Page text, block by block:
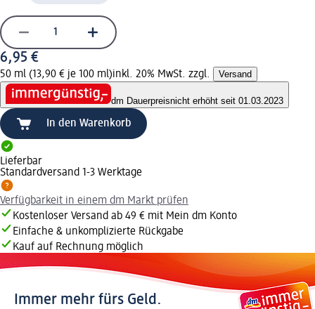
6,95 €
50 ml (13,90 € je 100 ml)inkl. 20% MwSt. zzgl. Versand
dm Dauerpreisnicht erhöht seit 01.03.2023
In den Warenkorb
Lieferbar
Standardversand 1-3 Werktage
Verfügbarkeit in einem dm Markt prüfen
Kostenloser Versand ab 49 € mit Mein dm Konto
Einfache & unkomplizierte Rückgabe
Kauf auf Rechnung möglich
Immer mehr fürs Geld.